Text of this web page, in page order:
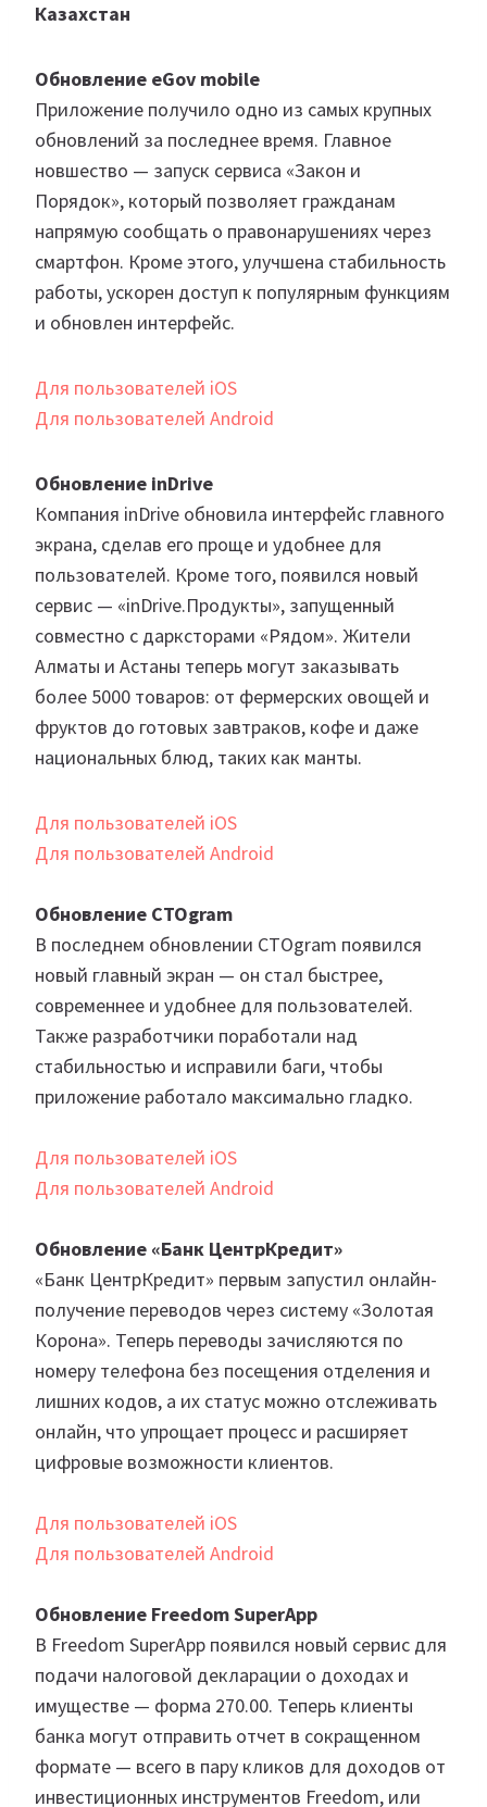
Казахстан
Обновление eGov mobile
Приложение получило одно из самых крупных
обновлений за последнее время. Главное
новшество — запуск сервиса «Закон и
Порядок», который позволяет гражданам
напрямую сообщать о правонарушениях через
смартфон. Кроме этого, улучшена стабильность
работы, ускорен доступ к популярным функциям
и обновлен интерфейс.
Для пользователей iOS
Для пользователей Android
Обновление inDrive
Компания inDrive обновила интерфейс главного
экрана, сделав его проще и удобнее для
пользователей. Кроме того, появился новый
сервис — «inDrive.Продукты», запущенный
совместно с дарксторами «Рядом». Жители
Алматы и Астаны теперь могут заказывать
более 5000 товаров: от фермерских овощей и
фруктов до готовых завтраков, кофе и даже
национальных блюд, таких как манты.
Для пользователей iOS
Для пользователей Android
Обновление CTOgram
В последнем обновлении CTOgram появился
новый главный экран — он стал быстрее,
современнее и удобнее для пользователей.
Также разработчики поработали над
стабильностью и исправили баги, чтобы
приложение работало максимально гладко.
Для пользователей iOS
Для пользователей Android
Обновление «Банк ЦентрКредит»
«Банк ЦентрКредит» первым запустил онлайн-
получение переводов через систему «Золотая
Корона». Теперь переводы зачисляются по
номеру телефона без посещения отделения и
лишних кодов, а их статус можно отслеживать
онлайн, что упрощает процесс и расширяет
цифровые возможности клиентов.
Для пользователей iOS
Для пользователей Android
Обновление Freedom SuperApp
В Freedom SuperApp появился новый сервис для
подачи налоговой декларации о доходах и
имуществе — форма 270.00. Теперь клиенты
банка могут отправить отчет в сокращенном
формате — всего в пару кликов для доходов от
инвестиционных инструментов Freedom, или